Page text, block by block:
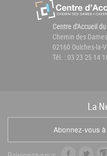
Centre d'Accueil
Chemin des
02160 Oulches-la-
Tél. : 03 23 25 14
La
Abonnez-vous